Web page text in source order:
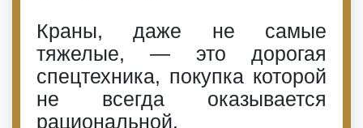
Краны, даже не самые
тяжелые, — это дорогая
спецтехника, покупка которой
не всегда оказывается
рациональной.